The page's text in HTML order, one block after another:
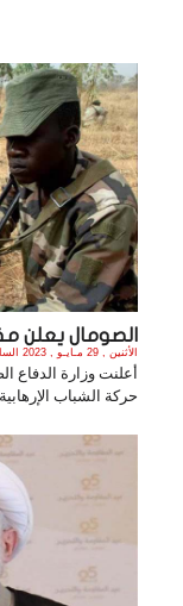
الصومال يعلن
الأثنين , 29 مـايـو , 2023 الساعة 9:31:02 PM
أعلنت وزارة الدفاع
حركة الشباب